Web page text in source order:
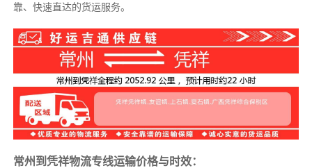
靠、快速直达的货运服务。
常州到凭祥物流专线运输价格与时效：